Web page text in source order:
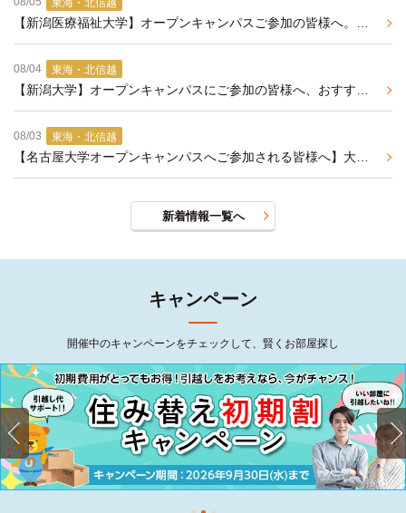
08/04 東海・北信越
08/03 東海・北信越
新着情報一覧へ
キャンペーン
開催中のキャンペーンをチェックして、賢くお部屋探し